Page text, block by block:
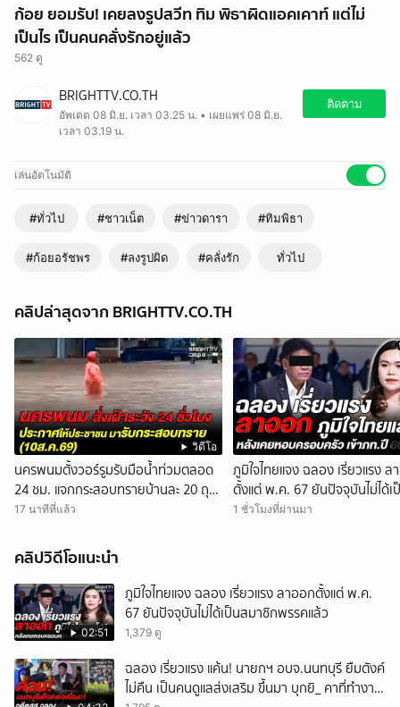
ก้อย ยอมรับ! เคยลงรูปสวีท ทิม พิธาผิดแอคเคาท์ แต่ไม่
เป็นไร เป็นคนคลั่งรักอยู่แล้ว
562 ดู
BRIGHTTV.CO.TH
อัพเดต 08 มิ.ย. เวลา 03.25 น. • เผยแพร่ 08 มิ.ย.
เวลา 03.19 น.
ติดตาม
เล่นอัตโนมัติ
#ทั่วไป #ชาวเน็ต #ข่าวดารา #ทิมพิธา
#ก้อยอรัชพร #ลงรูปผิด #คลั่งรัก ทั่วไป
คลิปล่าสุดจาก BRIGHTTV.CO.TH
วิดีโอ
นครพนมตั้งวอร์รูมรับมือน้ำท่วมตลอด
24 ชม. แจกกระสอบทรายบ้านละ 20 ถุง
เตือนเช็กข่าวปลอมก่อนแชร์
17 นาทีที่แล้ว
ภูมิใจไทยแจง ฉลอง เรี่ยวแรง ล
ตั้งแต่ พ.ค. 67 ยันปัจจุบันไม่ได้เ
สมาชิกพรรคแล้ว
1 ชั่วโมงที่ผ่านมา
คลิปวิดีโอแนะนำ
02:51
ภูมิใจไทยแจง ฉลอง เรี่ยวแรง ลาออกตั้งแต่ พ.ค.
67 ยันปัจจุบันไม่ได้เป็นสมาชิกพรรคแล้ว
1,379 ดู
ฉลอง เรี่ยวแรง แค้น! นายกฯ อบจ.นนทบุรี ยืมตังค์
ไม่คืน เป็นคนดูแลส่งเสริม ขึ้นมา บุกยิ_ คาที่ทำงาน